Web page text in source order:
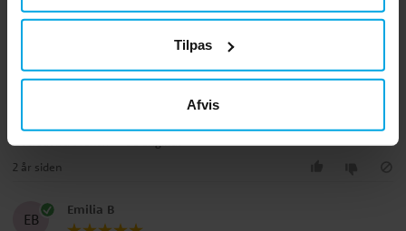
Tilpas
Afvis
Anmeldelser (3)
Z
Hvad jeg forventede bedre kvalitet i betragtning af prisen
2 år siden
EB
Emilia B